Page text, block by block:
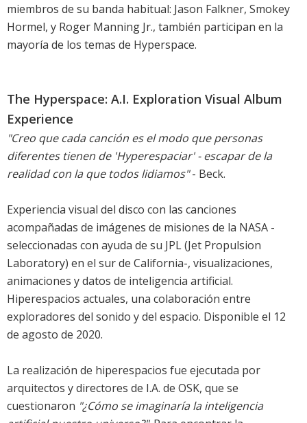
miembros de su banda habitual: Jason Falkner, Smokey
Hormel, y Roger Manning Jr., también participan en la
mayoría de los temas de Hyperspace.
The Hyperspace: A.I. Exploration Visual Album
Experience
"Creo que cada canción es el modo que personas
diferentes tienen de 'Hyperespaciar' - escapar de la
realidad con la que todos lidiamos"- Beck.
Experiencia visual del disco con las canciones
acompañadas de imágenes de misiones de la NASA -
seleccionadas con ayuda de su JPL (Jet Propulsion
Laboratory) en el sur de California-, visualizaciones,
animaciones y datos de inteligencia artificial.
Hiperespacios actuales, una colaboración entre
exploradores del sonido y del espacio. Disponible el 12
de agosto de 2020.
La realización de hiperespacios fue ejecutada por
arquitectos y directores de I.A. de OSK, que se
cuestionaron "¿Cómo se imaginaría la inteligencia